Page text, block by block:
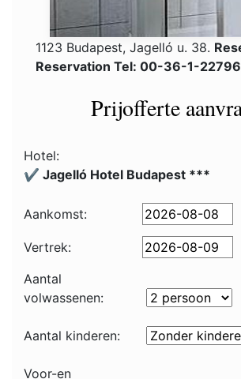
1123 Budapest, Jagelló u. 38.
Reservation Tel: 00-36-1-
Prijofferte
Hotel:
✔️ Jagelló Hotel Budapest ***
Aankomst:
Vertrek:
Aantal
volwassenen:
Aantal kinderen:
Voor-en